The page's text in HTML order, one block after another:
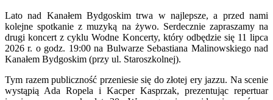
Lato nad Kanałem Bydgoskim trwa w najlepsze, a przed nami
kolejne spotkanie z muzyką na żywo. Serdecznie zapraszamy na
drugi koncert z cyklu Wodne Koncerty, który odbędzie się 11 lipca
2026 r. o godz. 19:00 na Bulwarze Sebastiana Malinowskiego nad
Kanałem Bydgoskim (przy ul. Staroszkolnej).
Tym razem publiczność przeniesie się do złotej ery jazzu. Na scenie
wystąpią Ada Ropela i Kacper Kasprzak, prezentując repertuar